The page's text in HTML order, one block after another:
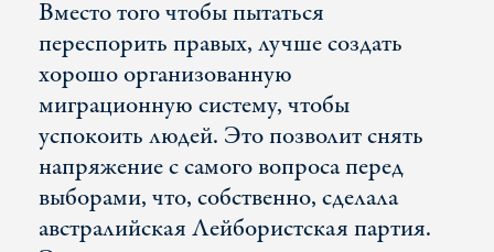
Вместо того чтобы пытаться
переспорить правых, лучше создать
хорошо организованную
миграционную систему, чтобы
успокоить людей. Это позволит снять
напряжение с самого вопроса перед
выборами, что, собственно, сделала
австралийская Лейбористская партия.